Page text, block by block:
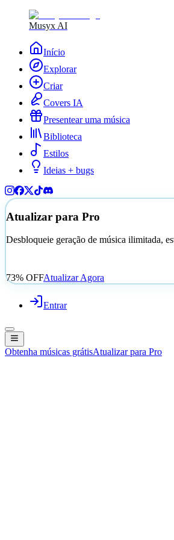
Musyx AI
Início
Explorar
Criar
Covers IA
Presentear uma música
Biblioteca
Estilos
Ideias + bugs
Atualizar para Pro
Desbloqueie geração de música ilimitada,
73% OFFAtualizar Agora
Entrar
Obtenha músicas grátisAtualizar para Pro